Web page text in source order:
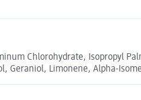
Chlorohydrate, Isopropyl
Geraniol, Limonene, Alpha-